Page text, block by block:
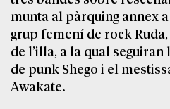
munta al pàrquing annex
grup femení de rock
de l’illa, a la qual
de punk Shego i el
Awakate.